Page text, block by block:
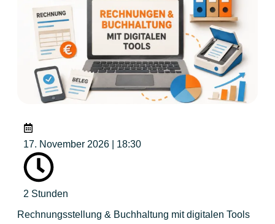
17. November 2026 | 18:30
2 Stunden
Rechnungsstellung & Buchhaltung mit digitalen Tools